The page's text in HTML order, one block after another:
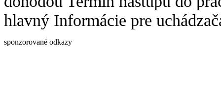
hlavný Informácie pre
sponzorované odkazy